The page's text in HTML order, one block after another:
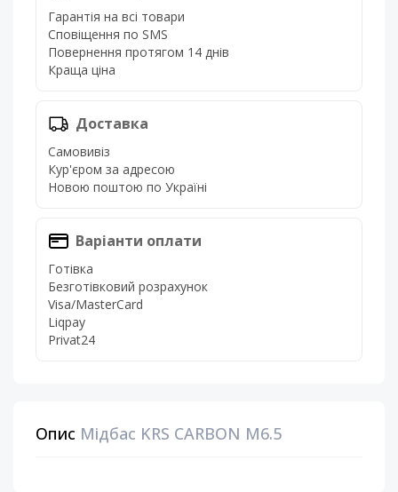
Гарантія на всі товари
Сповіщення по SMS
Повернення протягом 14 днів
Краща ціна
Доставка
Самовивіз
Кур'єром за адресою
Новою поштою по Україні
Варіанти оплати
Готівка
Безготівковий розрахунок
Visa/MasterCard
Liqpay
Privat24
Опис Мідбас KRS CARBON M6.5